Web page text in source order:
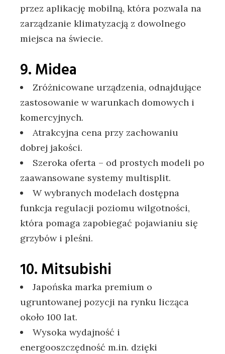
przez aplikację mobilną, która pozwala na
zarządzanie klimatyzacją z dowolnego
miejsca na świecie.
9. Midea
Zróżnicowane urządzenia, odnajdujące
zastosowanie w warunkach domowych i
komercyjnych.
Atrakcyjna cena przy zachowaniu
dobrej jakości.
Szeroka oferta – od prostych modeli po
zaawansowane systemy multisplit.
W wybranych modelach dostępna
funkcja regulacji poziomu wilgotności,
która pomaga zapobiegać pojawianiu się
grzybów i pleśni.
10. Mitsubishi
Japońska marka premium o
ugruntowanej pozycji na rynku licząca
około 100 lat.
Wysoka wydajność i
energooszczędność m.in. dzięki